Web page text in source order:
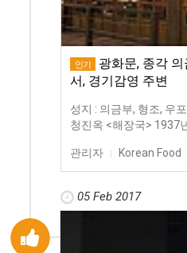
인기
광화문, 종각
서, 경기감영 주변
성지 : 의금부, 형조, 우
청진옥 <해장국> 1937
관리자 Korean Food
05 Feb 2017